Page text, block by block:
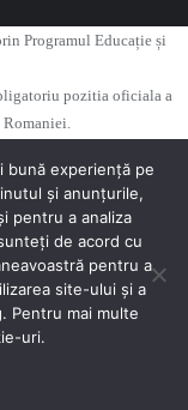
Programul Educație și
pozitia oficiala a
bună experiență pe
și anunțurile,
pentru a analiza
de acord cu
pentru a
site-ului și a
Pentru mai multe
uri.